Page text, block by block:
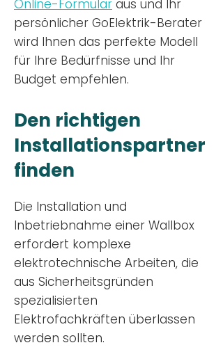
Online-Formular aus und Ihr
persönlicher GoElektrik-Berater
wird Ihnen das perfekte Modell
für Ihre Bedürfnisse und Ihr
Budget empfehlen.
Den richtigen
Installationspartner
finden
Die Installation und
Inbetriebnahme einer Wallbox
erfordert komplexe
elektrotechnische Arbeiten, die
aus Sicherheitsgründen
spezialisierten
Elektrofachkräften überlassen
werden sollten.